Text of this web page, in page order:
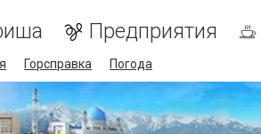
Предприятия
Горсправка Погода